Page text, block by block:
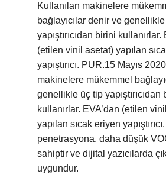
Kullanılan makinelere
bağlayıcılar denir ve
yapıştırıcıdan birini kullanırlar.
(etilen vinil asetat) yapılan
yapıştırıcı. PUR.15 Mayıs
makinelere mükemmel
genellikle üç tip yapıştırıcıdan
kullanırlar. EVA’dan (etilen
yapılan sıcak eriyen
penetrasyona, daha düşük
sahiptir ve dijital yazıcılarda
uygundur.